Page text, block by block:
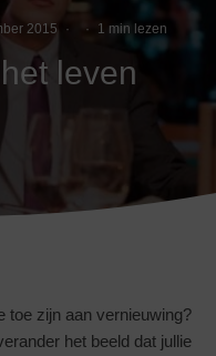
2015 · · 1 min lezen
leven
toe zijn aan vernieuwing?
het beeld dat jullie